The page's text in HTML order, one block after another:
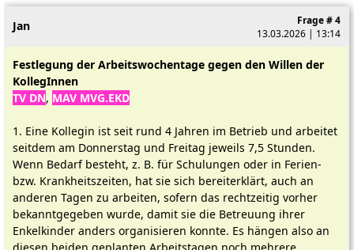
Jan
Frage # 4
13.03.2026 | 13:14
Festlegung der Arbeitswochentage gegen den Willen der
KollegInnen
TV DN, MAV MVG.EKD
1. Eine Kollegin ist seit rund 4 Jahren im Betrieb und arbeitet
seitdem am Donnerstag und Freitag jeweils 7,5 Stunden.
Wenn Bedarf besteht, z. B. für Schulungen oder in Ferien-
bzw. Krankheitszeiten, hat sie sich bereiterklärt, auch an
anderen Tagen zu arbeiten, sofern das rechtzeitig vorher
bekanntgegeben wurde, damit sie die Betreuung ihrer
Enkelkinder anders organisieren konnte. Es hängen also an